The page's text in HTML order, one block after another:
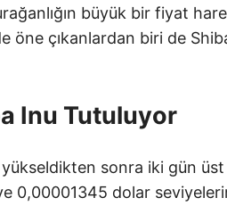
büyük bir fiyat
öne çıkanlardan biri de
Inu Tutuluyor
sonra iki gün
0,00001345 dolar